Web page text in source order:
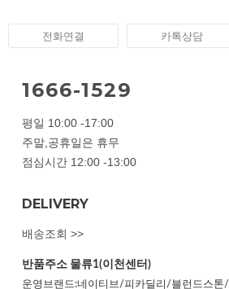
전화연결 카톡상담
1666-1529
평일 10:00 -17:00
주말,공휴일은 휴무
점심시간 12:00 -13:00
DELIVERY
배송조회 >>
반품주소 물류1(이천센터)
운영브랜드:네이티브/피카딜리/블런드스